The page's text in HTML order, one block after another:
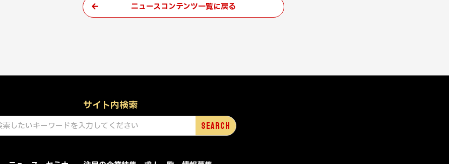
ニュースコンテンツ一覧に戻る
サイト内検索